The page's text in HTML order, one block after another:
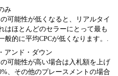
み
可能性が低くなると、リアルタイ
はほとんどのセラーにとって最も
的に平均CPCが低くなります。.
アンド・ダウン
可能性が高い場合は入札額を上げ
、その他のプレースメントの場合